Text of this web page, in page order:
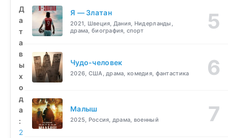
(2010)
смотреть
бесплатно
Д
а
т
а
в
ы
х
о
д
а
:
2
Я — Златан
2021, Швеция, Дания, Нидерланды,
драма, биография, спорт
Чудо-человек
2026, США, драма, комедия, фантастика
Малыш
2025, Россия, драма, военный